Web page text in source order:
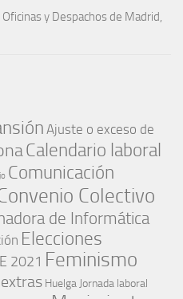
y Despachos de Madrid,
Ajuste o exceso de
Calendario laboral
Comunicación
Colectivo
de Informática
Elecciones
2021 Feminismo
Huelga Jornada laboral